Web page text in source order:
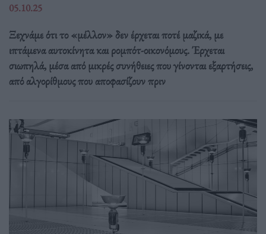
05.10.25
Ξεχνάμε ότι το «μέλλον» δεν έρχεται ποτέ μαζικά, με
ιπτάμενα αυτοκίνητα και ρομπότ-οικονόμους. Έρχεται
σιωπηλά, μέσα από μικρές συνήθειες που γίνονται εξαρτήσεις,
από αλγορίθμους που αποφασίζουν πριν